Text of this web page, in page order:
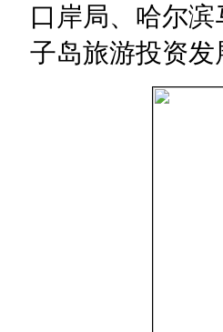
口岸局、哈尔
子岛旅游投资